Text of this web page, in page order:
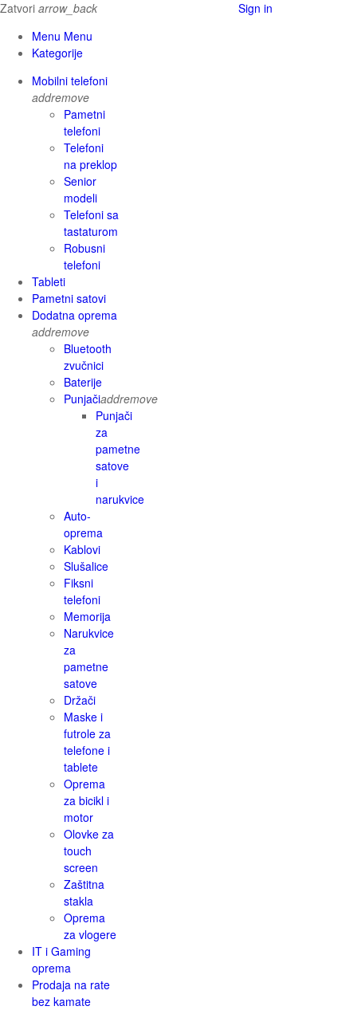
Zatvori arrow_back
Menu Menu
Kategorije
Mobilni telefoni
addremove
Pametni
telefoni
Telefoni
na preklop
Senior
modeli
Telefoni sa
tastaturom
Robusni
telefoni
Tableti
Pametni satovi
Dodatna oprema
addremove
Bluetooth
zvučnici
Baterije
Punjačiaddremove
Punjači
za
pametne
satove
i
narukvice
Auto-
oprema
Kablovi
Slušalice
Fiksni
telefoni
Memorija
Narukvice
za
pametne
satove
Držači
Maske i
futrole za
telefone i
tablete
Oprema
za bicikl i
motor
Olovke za
touch
screen
Zaštitna
stakla
Oprema
za vlogere
IT i Gaming
oprema
Prodaja na rate
bez kamate
Sign in